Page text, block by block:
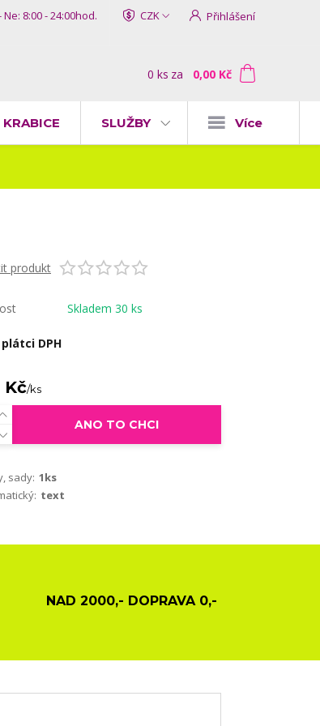
CZK Přihlášení
Ne: 8:00 - 24:00hod.
0 ks za 0,00 Kč
KRABICE SLUŽBY Více
produkt
Skladem 30 ks
DPH
Kč/ks
ANO TO CHCI
sady: 1ks
text
NAD 2000,- DOPRAVA 0,-